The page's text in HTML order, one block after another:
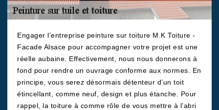
Engager l’entreprise peinture sur toiture M.K Toiture -
Facade Alsace pour accompagner votre projet est une
réelle aubaine. Effectivement, nous nous donnerons à
fond pour rendre un ouvrage conforme aux normes. En
principe, vous serez désormais détenteur d’un toit
étincellant, comme neuf, design et plus étanche. Pour
rappel, la toiture à comme rôle de vous mettre à l’abri